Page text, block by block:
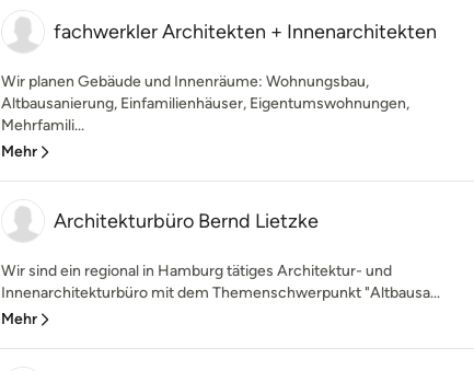
fachwerkler Architekten + Innenarchitekten
Wir planen Gebäude und Innenräume: Wohnungsbau,
Altbausanierung, Einfamilienhäuser, Eigentumswohnungen,
Mehrfamili...
Mehr
Architekturbüro Bernd Lietzke
Wir sind ein regional in Hamburg tätiges Architektur- und
Innenarchitekturbüro mit dem Themenschwerpunkt "Altbausa...
Mehr